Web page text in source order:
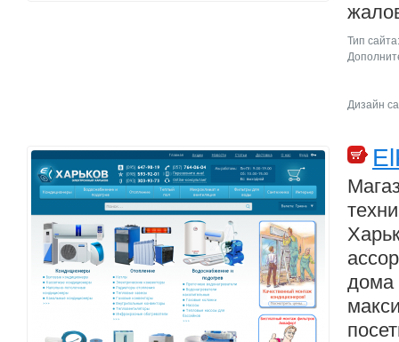
Тип сайта:
Дизайн
дома